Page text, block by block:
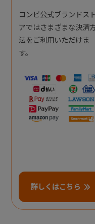
コンビ公式ブランドスト
アではさまざまな決済
法をご利用いただけま
す。
詳しくはこちら